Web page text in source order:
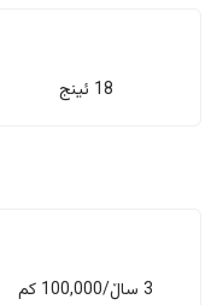
18 ئینج
3 ساڵ/100,000 کم